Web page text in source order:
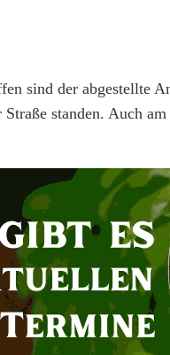
sind der abgestellte
standen. Auch